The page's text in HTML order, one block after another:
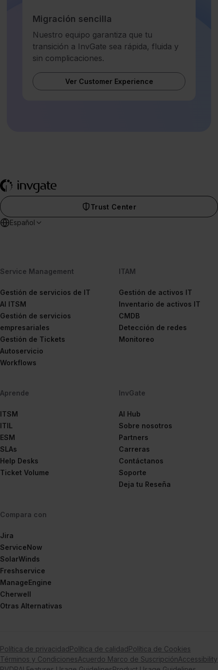
Migración sencilla
Nuestro equipo garantiza que tu
transición a InvGate sea rápida, fluida y
sin complicaciones.
Ver Customer Experience
Trust Center
Español
Service Management
Gestión de servicios de IT
AI ITSM
Gestión de servicios
empresariales
Gestión de Tickets
Autoservicio
Workflows
ITAM
Gestión de activos IT
Inventario de activos IT
CMDB
Detección de redes
Monitoreo
Aprende
ITSM
ITIL
ESM
SLAs
Help Desks
Ticket Volume
InvGate
AI Hub
Sobre nosotros
Partners
Carreras
Contáctanos
Soporte
Deja tu Reseña
Compara con
Jira
ServiceNow
SolarWinds
Freshservice
ManageEngine
Cherwell
Otras Alternativas
Política de privacidadPolítica de calidadPolítica de Cookies
Términos y CondicionesAcuerdo Marco de SuscripciónAccessibility